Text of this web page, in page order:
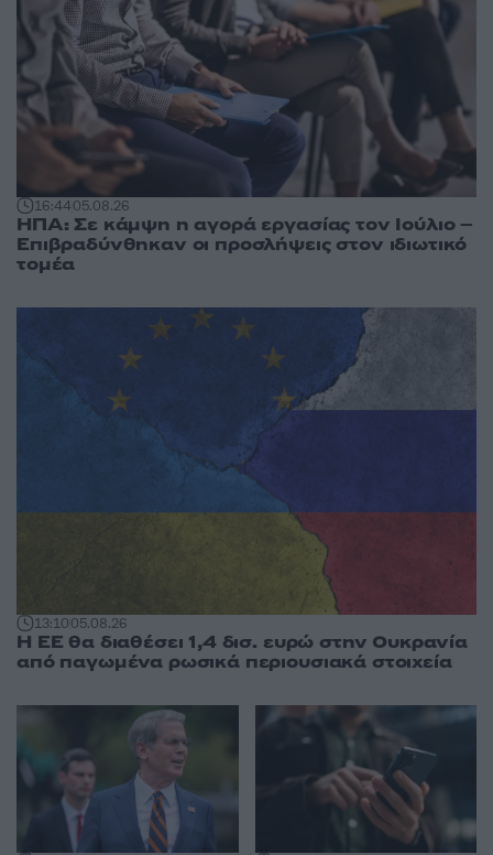
16:4405.08.26
ΗΠΑ: Σε κάμψη η αγορά εργασίας τον Ιούλιο –
Επιβραδύνθηκαν οι προσλήψεις στον ιδιωτικό
τομέα
13:1005.08.26
Η ΕΕ θα διαθέσει 1,4 δισ. ευρώ στην Ουκρανία
από παγωμένα ρωσικά περιουσιακά στοιχεία